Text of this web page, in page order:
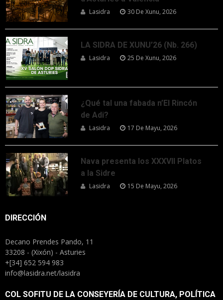
Lasidra 30 De Xunu, 2026
LA SIDRA DE XUNU’26 (Nb. 266)
Lasidra 25 De Xunu, 2026
¿Qué tal una fabada n’El Rincón
de Adi?
Lasidra 17 De Mayu, 2026
Nava presenta los XXXVII Platos
a la Sidre
Lasidra 15 De Mayu, 2026
DIRECCIÓN
Decano Prendes Pando, 11
33208 - (Xixón) - Asturies
+[34] 652 594 983
info@lasidra.net/lasidra
COL SOFITU DE LA CONSEYERÍA DE CULTURA, POLÍTICA